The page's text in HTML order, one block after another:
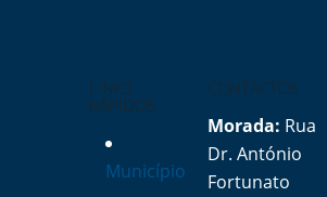
LINKS
RÁPIDOS
Município
CONTACTOS
Morada: Rua
Dr. António
Fortunato